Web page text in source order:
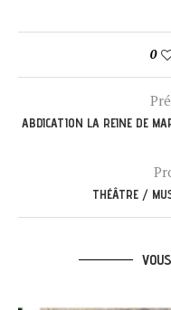
0
ABDICATION LA REINE DE
THÉÂTRE /